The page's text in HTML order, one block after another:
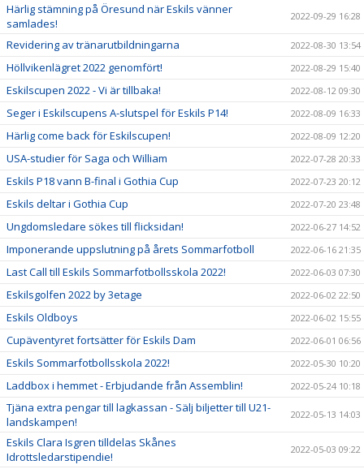
Härlig stämning på Öresund när Eskils vänner
samlades!
2022-09-29 16:28
Revidering av tränarutbildningarna 2022-08-30 13:54
Höllvikenlägret 2022 genomfört! 2022-08-29 15:40
Eskilscupen 2022 - Vi är tillbaka! 2022-08-12 09:30
Seger i Eskilscupens A-slutspel för Eskils P14! 2022-08-09 16:33
Härlig come back för Eskilscupen! 2022-08-09 12:20
USA-studier för Saga och William 2022-07-28 20:33
Eskils P18 vann B-final i Gothia Cup 2022-07-23 20:12
Eskils deltar i Gothia Cup 2022-07-20 23:48
Ungdomsledare sökes till flicksidan! 2022-06-27 14:52
Imponerande uppslutning på årets Sommarfotboll 2022-06-16 21:35
Last Call till Eskils Sommarfotbollsskola 2022! 2022-06-03 07:30
Eskilsgolfen 2022 by 3etage 2022-06-02 22:50
Eskils Oldboys 2022-06-02 15:55
Cupäventyret fortsätter för Eskils Dam 2022-06-01 06:56
Eskils Sommarfotbollsskola 2022! 2022-05-30 10:20
Laddbox i hemmet - Erbjudande från Assemblin! 2022-05-24 10:18
Tjäna extra pengar till lagkassan - Sälj biljetter till U21-
landskampen!
2022-05-13 14:03
Eskils Clara Isgren tilldelas Skånes
Idrottsledarstipendie!
2022-05-03 09:22